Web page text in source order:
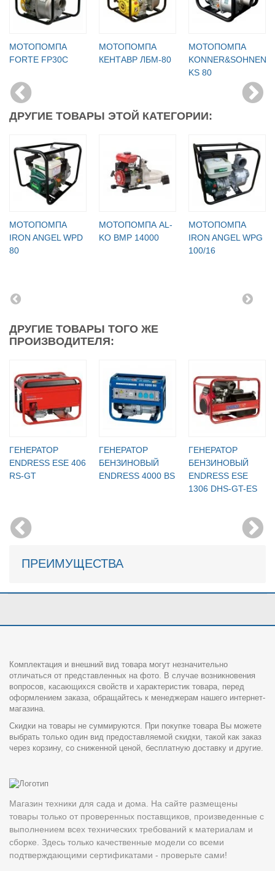
МОТОПОМПА
FORTE FP30C
МОТОПОМПА
КЕНТАВР ЛБМ-80
МОТОПОМПА
KONNER&SOHNEN
KS 80
ДРУГИЕ ТОВАРЫ ЭТОЙ КАТЕГОРИИ:
МОТОПОМПА
IRON ANGEL WPD
80
МОТОПОМПА AL-
KO BMP 14000
МОТОПОМПА
IRON ANGEL WPG
100/16
ДРУГИЕ ТОВАРЫ ТОГО ЖЕ
ПРОИЗВОДИТЕЛЯ:
ГЕНЕРАТОР
ENDRESS ESE 406
RS-GT
ГЕНЕРАТОР
БЕНЗИНОВЫЙ
ENDRESS 4000 BS
ГЕНЕРАТОР
БЕНЗИНОВЫЙ
ENDRESS ESE
1306 DHS-GT-ES
ПРЕИМУЩЕСТВА
Комплектация и внешний вид товара могут незначительно
отличаться от представленных на фото. В случае возникновения
вопросов, касающихся свойств и характеристик товара, перед
оформлением заказа, обращайтесь к менеджерам нашего интернет-
магазина.
Скидки на товары не суммируются. При покупке товара Вы можете
выбрать только один вид предоставляемой скидки, такой как заказ
через корзину, со сниженной ценой, бесплатную доставку и другие.
Магазин техники для сада и дома. На сайте размещены
товары только от проверенных поставщиков, произведенные с
выполнением всех технических требований к материалам и
сборке. Здесь только качественные модели со всеми
подтверждающими сертификатами - проверьте сами!